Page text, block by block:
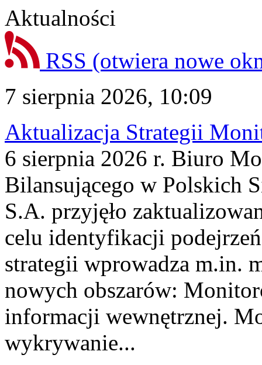
Aktualności
RSS (otwiera nowe
7 sierpnia 2026, 10:09
Aktualizacja Strategii
6 sierpnia 2026 r. Biuro
Bilansującego w Polskich
S.A. przyjęło
celu identyfikacji
strategii wprowadza m.in.
nowych obszarów:
informacji wewnętrznej.
wykrywanie...